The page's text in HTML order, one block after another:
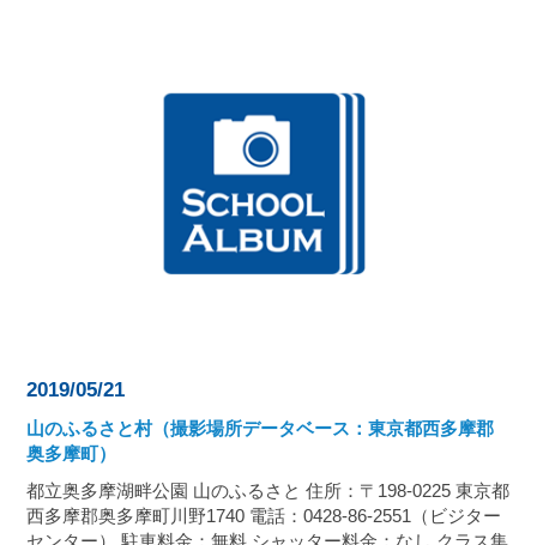
2019/05/21
山のふるさと村（撮影場所データベース：東京都西多摩郡
奥多摩町）
都立奥多摩湖畔公園 山のふるさと 住所：〒198-0225 東京都
西多摩郡奥多摩町川野1740 電話：0428-86-2551（ビジター